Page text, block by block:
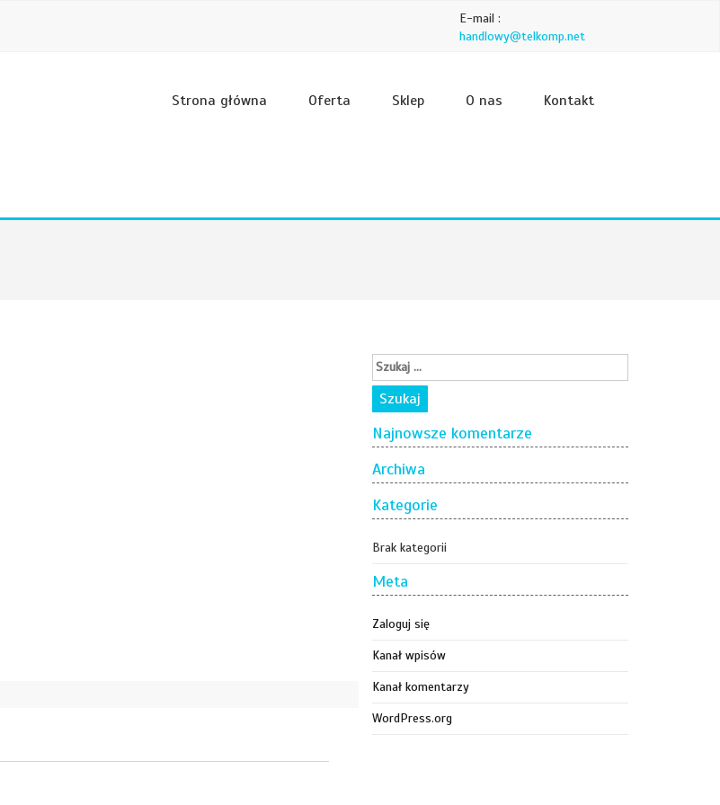
E-mail :
handlowy@telkomp.net
Strona główna Oferta Sklep O nas Kontakt
Najnowsze komentarze
Archiwa
Kategorie
Brak kategorii
Meta
Zaloguj się
Kanał wpisów
Kanał komentarzy
WordPress.org